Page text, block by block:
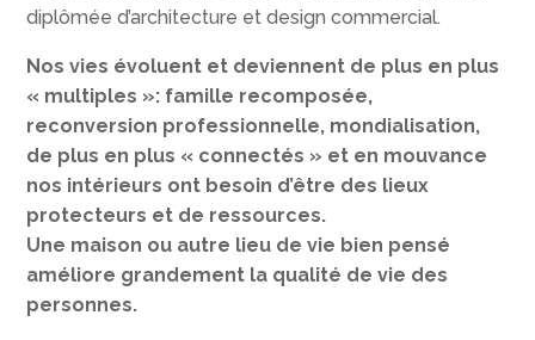
diplômée d’architecture et design commercial.
Nos vies évoluent et deviennent de plus en plus
« multiples »: famille recomposée,
reconversion professionnelle, mondialisation,
de plus en plus « connectés » et en mouvance
nos intérieurs ont besoin d’être des lieux
protecteurs et de ressources.
Une maison ou autre lieu de vie bien pensé
améliore grandement la qualité de vie des
personnes.